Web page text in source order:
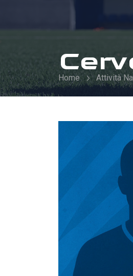
Home Attività